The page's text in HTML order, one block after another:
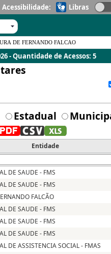
Acessibilidade: Libras
- Quantidade de Acessos: 5